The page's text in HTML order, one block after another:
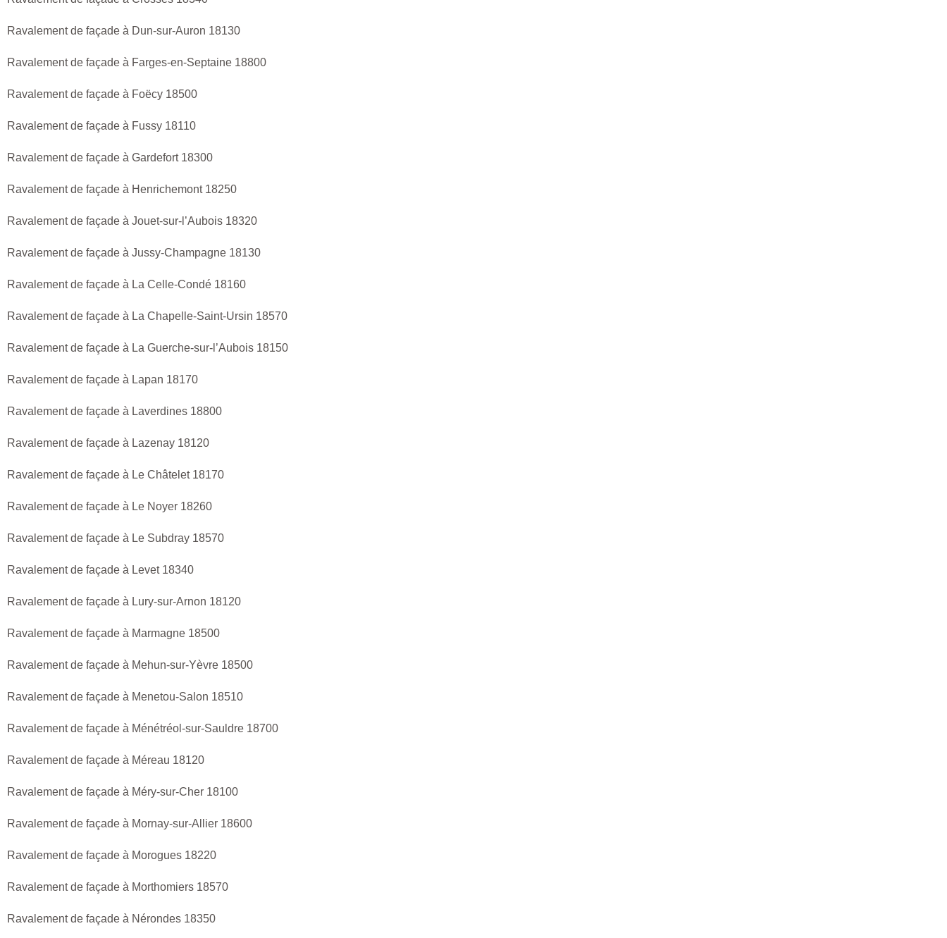
Ravalement de façade à Dun-sur-Auron 18130
Ravalement de façade à Farges-en-Septaine 18800
Ravalement de façade à Foëcy 18500
Ravalement de façade à Fussy 18110
Ravalement de façade à Gardefort 18300
Ravalement de façade à Henrichemont 18250
Ravalement de façade à Jouet-sur-l’Aubois 18320
Ravalement de façade à Jussy-Champagne 18130
Ravalement de façade à La Celle-Condé 18160
Ravalement de façade à La Chapelle-Saint-Ursin 18570
Ravalement de façade à La Guerche-sur-l’Aubois 18150
Ravalement de façade à Lapan 18170
Ravalement de façade à Laverdines 18800
Ravalement de façade à Lazenay 18120
Ravalement de façade à Le Châtelet 18170
Ravalement de façade à Le Noyer 18260
Ravalement de façade à Le Subdray 18570
Ravalement de façade à Levet 18340
Ravalement de façade à Lury-sur-Arnon 18120
Ravalement de façade à Marmagne 18500
Ravalement de façade à Mehun-sur-Yèvre 18500
Ravalement de façade à Menetou-Salon 18510
Ravalement de façade à Ménétréol-sur-Sauldre 18700
Ravalement de façade à Méreau 18120
Ravalement de façade à Méry-sur-Cher 18100
Ravalement de façade à Mornay-sur-Allier 18600
Ravalement de façade à Morogues 18220
Ravalement de façade à Morthomiers 18570
Ravalement de façade à Nérondes 18350